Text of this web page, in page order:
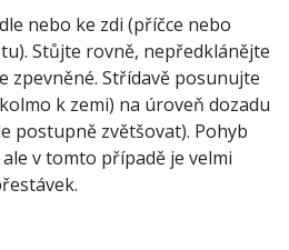
nebo ke zdi (příčce nebo
Stůjte rovně, nepředklánějte
zpevněné. Střídavě posunujte
k zemi) na úroveň dozadu
postupně zvětšovat). Pohyb
v tomto případě je velmi